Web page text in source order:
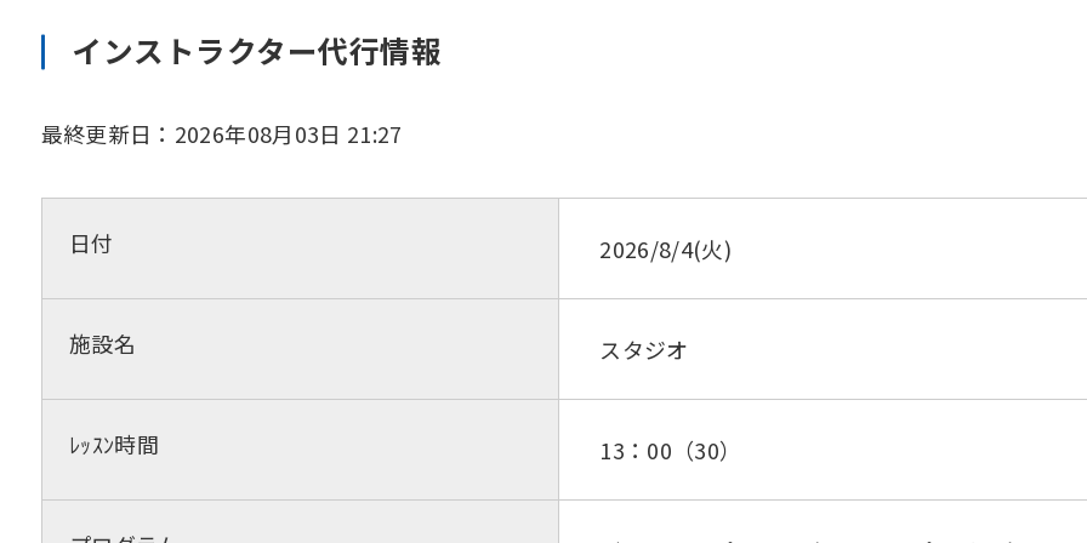
インストラクター代行情報
最終更新日：2026年08月03日 21:27
日付 2026/8/4(火)
施設名 スタジオ
ﾚｯｽﾝ時間 13：00（30）